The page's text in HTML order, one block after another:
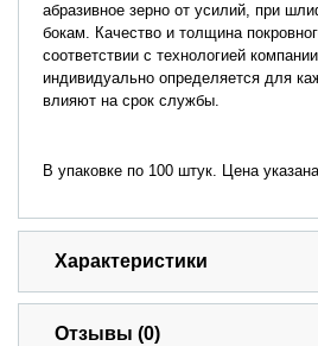
абразивное зерно от усилий, при
бокам. Качество и толщина
соответствии с технологией
индивидуально определяется для
влияют на срок службы.
В упаковке по 100 штук. Цена
Характеристики
Отзывы (0)